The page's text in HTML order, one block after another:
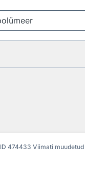
ID 474433 Viimati muudetud